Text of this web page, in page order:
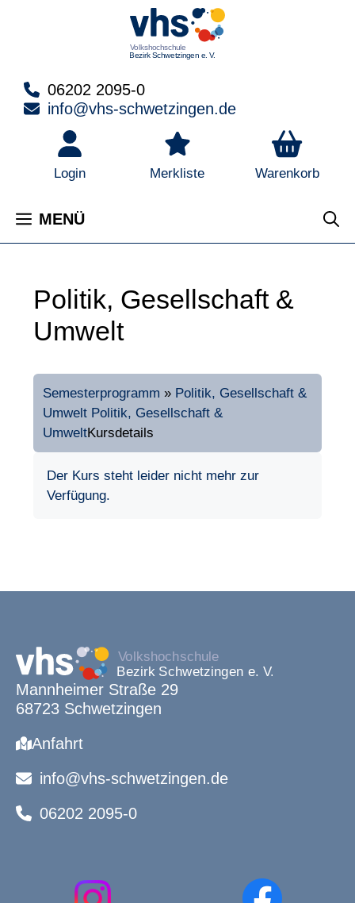
06202 2095-0
info@vhs-schwetzingen.de
Login Merkliste Warenkorb
MENÜ
Politik, Gesellschaft &
Umwelt
Semesterprogramm » Politik, Gesellschaft &
Umwelt Politik, Gesellschaft &
UmweltKursdetails
Der Kurs steht leider nicht mehr zur
Verfügung.
Mannheimer Straße 29
68723 Schwetzingen
Anfahrt
info@vhs-schwetzingen.de
06202 2095-0